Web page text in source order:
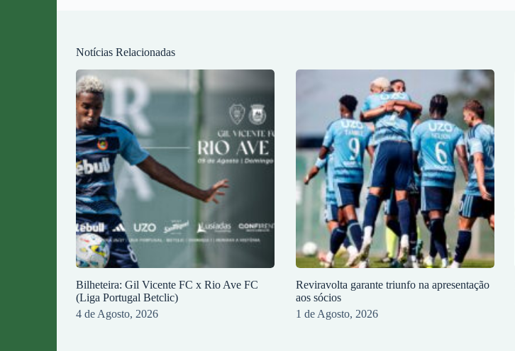
Notícias Relacionadas
Bilheteira: Gil Vicente FC x Rio Ave FC
(Liga Portugal Betclic)
4 de Agosto, 2026
Reviravolta garante triunfo na apresentação
aos sócios
1 de Agosto, 2026